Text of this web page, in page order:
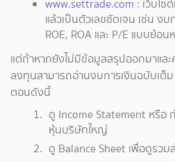
www.settrade.com : เว็บไซ
แล้วเป็นตัวเลขชัดเจน เช่น ง
ROE, ROA และ P/E แบบย้อ
แต่ถ้าหากยังไม่มีข้อมูลสรุปออกมาแล
ลงทุนสามารถอ่านงบการเงินฉบับเต็ม
ตอนดังนี้
ดู Income Statement หรือ
หุ้นบริษัทใหญ่
ดู Balance Sheet เพื่อดูรว